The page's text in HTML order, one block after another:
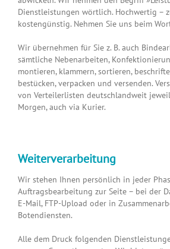
Dienstleistungen wörtlich. Hochwertig –
kostengünstig. Nehmen Sie uns beim
Wir übernehmen für Sie z. B. auch
sämtliche Nebenarbeiten,
montieren, klammern, sortieren,
bestücken, verpacken und versenden.
von Verteilerlisten deutschlandweit
Morgen, auch via Kurier.
Weiterverarbeitung
Wir stehen Ihnen persönlich in jeder
Auftragsbearbeitung zur Seite – bei der
E-Mail, FTP-Upload oder in
Botendiensten.
Alle dem Druck folgenden